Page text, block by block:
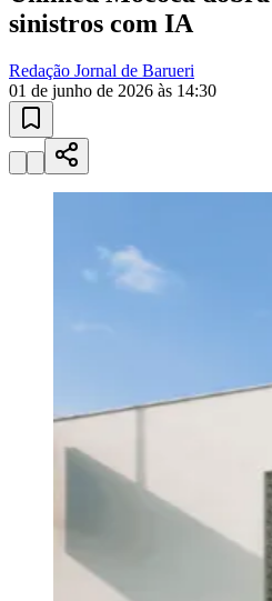
Vitória
Redação Jornal de Barueri